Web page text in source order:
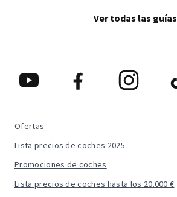
Ver todas las guías
Ofertas
Lista precios de coches 2025
Promociones de coches
Lista precios de coches hasta los 20.000 €